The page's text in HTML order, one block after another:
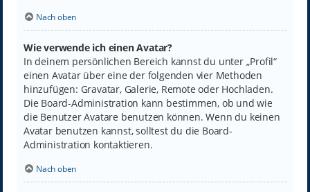
Nach oben
Wie verwende ich einen Avatar?
In deinem persönlichen Bereich kannst du unter „Profil“
einen Avatar über eine der folgenden vier Methoden
hinzufügen: Gravatar, Galerie, Remote oder Hochladen.
Die Board-Administration kann bestimmen, ob und wie
die Benutzer Avatare benutzen können. Wenn du keinen
Avatar benutzen kannst, solltest du die Board-
Administration kontaktieren.
Nach oben